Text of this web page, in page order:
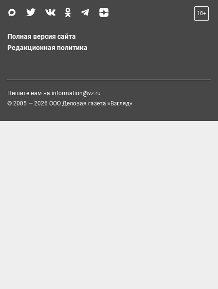
18+
Полная версия сайта
Редакционная политика
Пишите нам на information@vz.ru
© 2005 — 2026 ООО Деловая газета «Взгляд»